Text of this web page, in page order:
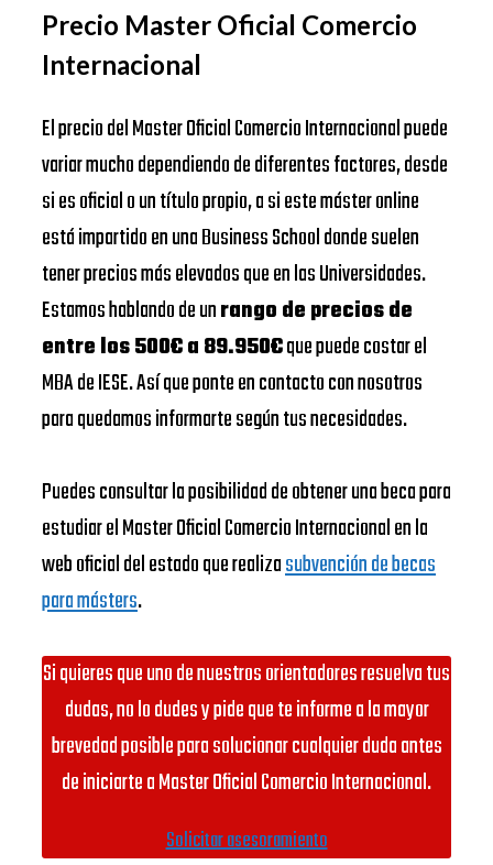
Precio Master Oficial Comercio
Internacional
El precio del Master Oficial Comercio Internacional puede
variar mucho dependiendo de diferentes factores, desde
si es oficial o un título propio, a si este máster online
está impartido en una Business School donde suelen
tener precios más elevados que en las Universidades.
Estamos hablando de unrango de precios de
entre los 500€ a 89.950€que puede costar el
MBA de IESE. Así que ponte en contacto con nosotros
para quedamos informarte según tus necesidades.
Puedes consultar la posibilidad de obtener una beca para
estudiar el Master Oficial Comercio Internacional en la
web oficial del estado que realizasubvención de becas
para másters.
Si quieres que uno de nuestros orientadores resuelva tus
dudas, no lo dudes y pide que te informe a la mayor
brevedad posible para solucionar cualquier duda antes
de iniciarte a Master Oficial Comercio Internacional.
Solicitar asesoramiento